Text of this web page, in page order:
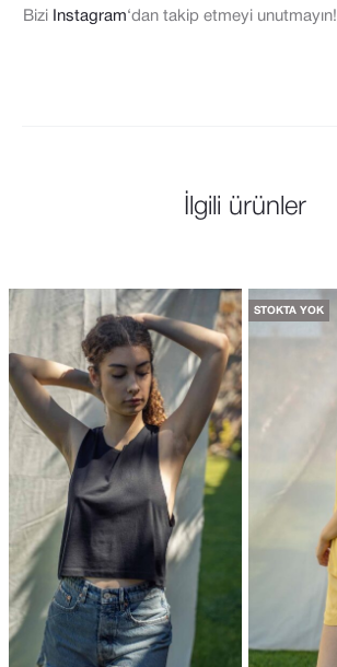
Bizi Instagram‘dan takip etmeyi unutmayın!
İlgili ürünler
STOKTA YOK